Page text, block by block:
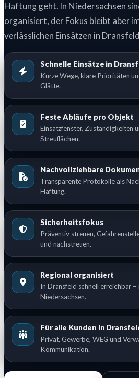
Haftung geht. In Niedersachsen
organisiert, der Fokus bleibt aber
verlässlichen Einsätzen in
Schnelle Einsätze in
Kurze Wege, klare Prioritäten
Glätte.
Feste Abläufe pro Objekt
Einsatzfenster, Zuständigkeiten
Streuflächen.
Nachvollziehbare
Transparente Protokolle als
Haftung.
Sicherheitsfokus
Präventiv streuen,
und nachstreuen.
Regional organisiert
In Dransfeld schnell erreichbar
Niedersachsen.
Für alle Kunden in
Privat, Gewerbe, WEG und
Kommunikation.